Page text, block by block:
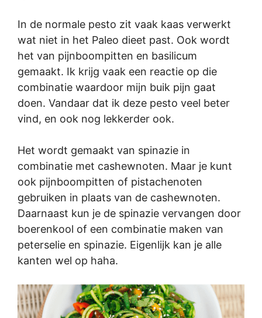
In de normale pesto zit vaak kaas verwerkt
wat niet in het Paleo dieet past. Ook wordt
het van pijnboompitten en basilicum
gemaakt. Ik krijg vaak een reactie op die
combinatie waardoor mijn buik pijn gaat
doen. Vandaar dat ik deze pesto veel beter
vind, en ook nog lekkerder ook.
Het wordt gemaakt van spinazie in
combinatie met cashewnoten. Maar je kunt
ook pijnboompitten of pistachenoten
gebruiken in plaats van de cashewnoten.
Daarnaast kun je de spinazie vervangen door
boerenkool of een combinatie maken van
peterselie en spinazie. Eigenlijk kan je alle
kanten wel op haha.